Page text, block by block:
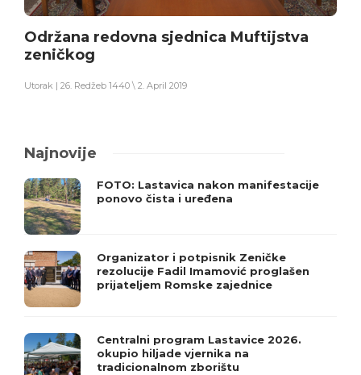
Održana redovna sjednica Muftijstva
zeničkog
Utorak | 26. Redžeb 1440 \ 2. April 2019
Najnovije
FOTO: Lastavica nakon manifestacije
ponovo čista i uređena
Organizator i potpisnik Zeničke
rezolucije Fadil Imamović proglašen
prijateljem Romske zajednice
Centralni program Lastavice 2026.
okupio hiljade vjernika na
tradicionalnom zborištu